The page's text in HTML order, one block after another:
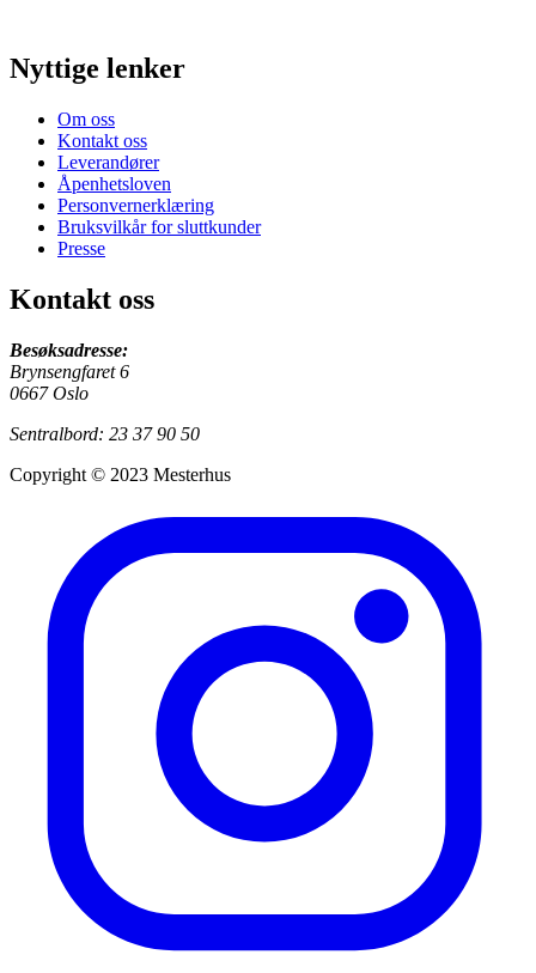
Nyttige lenker
Om oss
Kontakt oss
Leverandører
Åpenhetsloven
Personvernerklæring
Bruksvilkår for sluttkunder
Presse
Kontakt oss
Besøksadresse:
Brynsengfaret 6
0667 Oslo
Sentralbord: 23 37 90 50
Copyright © 2023 Mesterhus